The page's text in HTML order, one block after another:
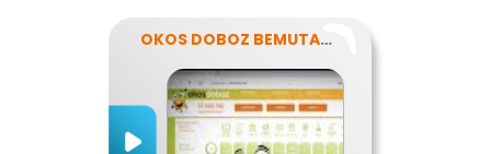
OKOS DOBOZ BEMUTATKOZÁS